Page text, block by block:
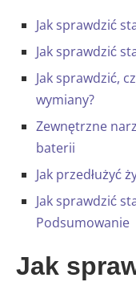
Jak sprawdzić
Jak sprawdzić
Jak sprawdzić,
wymiany?
Zewnętrzne
baterii
Jak przedłużyć
Jak sprawdzić
Podsumowanie
Jak